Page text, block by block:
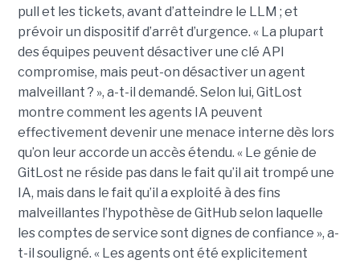
pull et les tickets, avant d’atteindre le LLM ; et
prévoir un dispositif d’arrêt d’urgence. « La plupart
des équipes peuvent désactiver une clé API
compromise, mais peut-on désactiver un agent
malveillant ? », a-t-il demandé. Selon lui, GitLost
montre comment les agents IA peuvent
effectivement devenir une menace interne dès lors
qu’on leur accorde un accès étendu. « Le génie de
GitLost ne réside pas dans le fait qu’il ait trompé une
IA, mais dans le fait qu’il a exploité à des fins
malveillantes l’hypothèse de GitHub selon laquelle
les comptes de service sont dignes de confiance », a-
t-il souligné. « Les agents ont été explicitement